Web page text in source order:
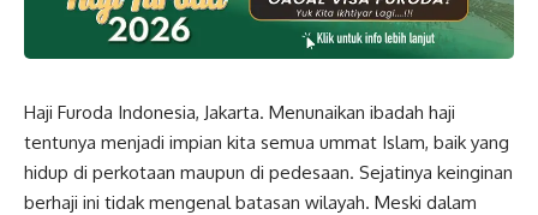
Haji Furoda Indonesia, Jakarta. Menunaikan ibadah haji
tentunya menjadi impian kita semua ummat Islam, baik yang
hidup di perkotaan maupun di pedesaan. Sejatinya keinginan
berhaji ini tidak mengenal batasan wilayah. Meski dalam